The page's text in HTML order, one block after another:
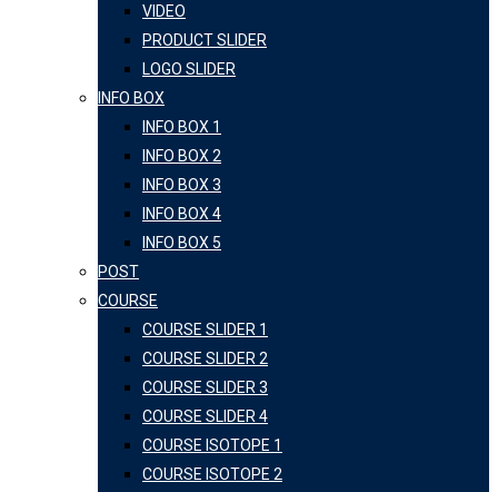
VIDEO
PRODUCT SLIDER
LOGO SLIDER
INFO BOX
INFO BOX 1
INFO BOX 2
INFO BOX 3
INFO BOX 4
INFO BOX 5
POST
COURSE
COURSE SLIDER 1
COURSE SLIDER 2
COURSE SLIDER 3
COURSE SLIDER 4
COURSE ISOTOPE 1
COURSE ISOTOPE 2